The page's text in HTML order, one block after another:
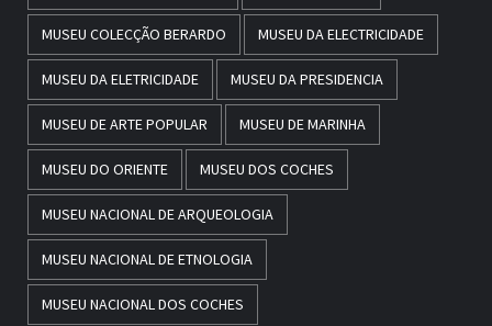
MUSEU COLECÇÃO BERARDO MUSEU DA ELECTRICIDADE
MUSEU DA ELETRICIDADE MUSEU DA PRESIDENCIA
MUSEU DE ARTE POPULAR MUSEU DE MARINHA
MUSEU DO ORIENTE MUSEU DOS COCHES
MUSEU NACIONAL DE ARQUEOLOGIA
MUSEU NACIONAL DE ETNOLOGIA
MUSEU NACIONAL DOS COCHES